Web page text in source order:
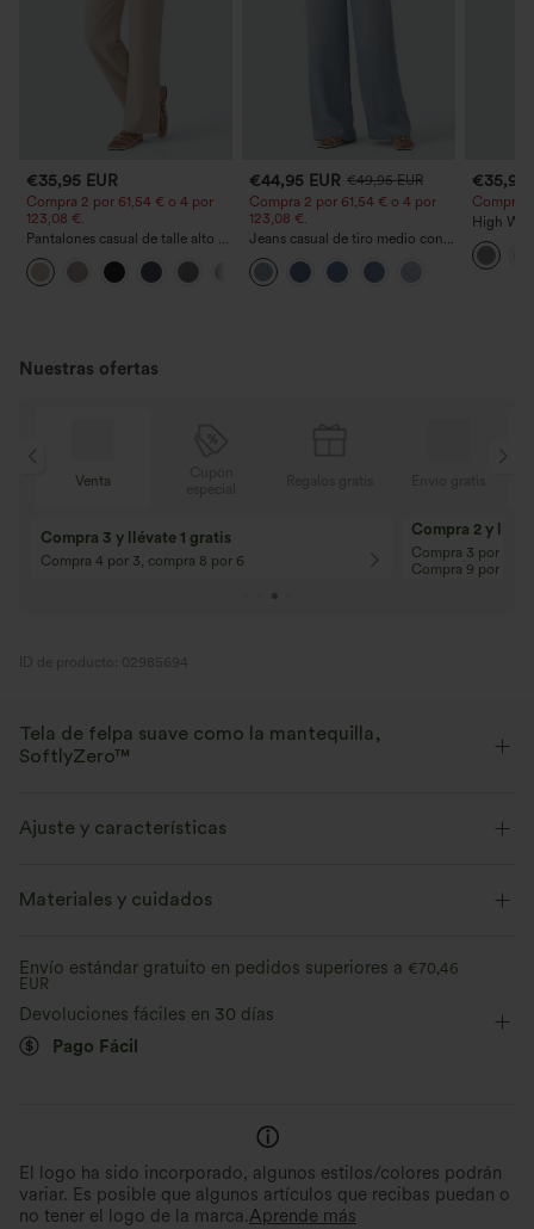
€35,95 EUR
Compra 2 por 61,54 € o 4 por
123,08 €.
Pantalones casual de talle alto y
pierna recta con tacto de lino y
bolsillos
€44,95 EUR €49,95 EUR
Compra 2 por 61,54 € o 4 por
123,08 €.
Jeans casual de tiro medio con
cordón y bolsillos
€35,95
Compra
High
Straight
Nuestras ofertas
Venta
Compra 3 y llévate 1 gratis
Compra 4 por 3, compra 8 por 6
Compra 2 y
Compra 3 por 2,
Compra 9 por 6
ID de producto: 02985694
Tela de felpa suave como la mantequilla,
SoftlyZero™
tecnología que absorbe la humedad para una comodidad que dura todo
el día.
Suave como la mantequilla
Elástico en cuatro direcciones
Evacua la humedad
Ajuste y características
Cintura plana Cruzado
Elasticidad alta
Materiales y cuidados
Envío estándar gratuito en pedidos superiores a €70,46
EUR
Devoluciones fáciles en 30 días
Pago Fácil
El logo ha sido incorporado, algunos estilos/colores podrán
variar. Es posible que algunos artículos que recibas puedan o
no tener el logo de la marca.Aprende más